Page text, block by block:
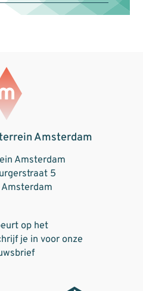
Amsterdam
Amsterdam
5
Amsterdam
op het
je in voor onze